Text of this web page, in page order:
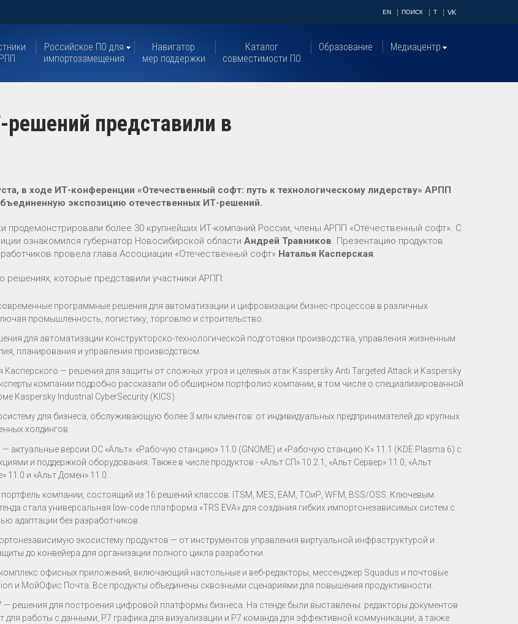
EN ПОИСК T VK
Российское ПО для
импортозамещения
Навигатор
мер поддержки
Каталог
совместимости ПО
Образование Медиацентр
представили в
в ходе ИТ-конференции «Отечественный софт: путь к технологическому лидерству» АРПП
экспозицию отечественных ИТ-решений.
продемонстрировали более 30 крупнейших ИТ-компаний России, члены АРПП «Отечественный софт». С
ознакомился губернатор Новосибирской области Андрей Травников. Презентацию продуктов
провела глава Ассоциации «Отечественный софт» Наталья Касперская.
решениях, которые представили участники АРПП:
программные решения для автоматизации и цифровизации бизнес-процессов в различных
промышленность, логистику, торговлю и строительство.
для автоматизации конструкторско-технологической подготовки производства, управления жизненным
планирования и управления производством.
Касперского — решения для защиты от сложных угроз и целевых атак Kaspersky Anti Targeted Attack и Kaspersky
компании подробно рассказали об обширном портфолио компании, в том числе о специализированной
Kaspersky Industrial CyberSecurity (KICS).
для бизнеса, обслуживающую более 3 млн клиентов: от индивидуальных предпринимателей до крупных
холдингов.
актуальные версии ОС «Альт»: «Рабочую станцию» 11.0 (GNOME) и «Рабочую станцию К» 11.1 (KDE Plasma 6) с
и поддержкой оборудования. Также в числе продуктов - «Альт СП» 10.2.1, «Альт Сервер» 11.0, «Альт
11.0 и «Альт Домен» 11.0.
компании, состоящий из 16 решений классов: ITSM, MES, EAM, ТОиР, WFM, BSS/OSS. Ключевым
стала универсальная low-code платформа «TRS.EVA» для создания гибких импортонезависимых систем с
адаптации без разработчиков.
экосистему продуктов — от инструментов управления виртуальной инфраструктурой и
до конвейера для организации полного цикла разработки.
офисных приложений, включающий настольные и веб-редакторы, мессенджер Squadus и почтовые
и МойОфис Почта. Все продукты объединены сквозными сценариями для повышения продуктивности.
решения для построения цифровой платформы бизнеса. На стенде были выставлены: редакторы документов
для работы с данными, Р7 графика для визуализации и Р7 команда для эффективной коммуникации, а также